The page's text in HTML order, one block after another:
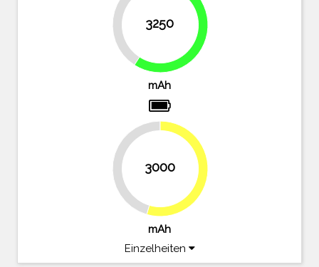
3250
40.9%
59.1%
mAh
3000
54.5%
mAh
Einzelheiten